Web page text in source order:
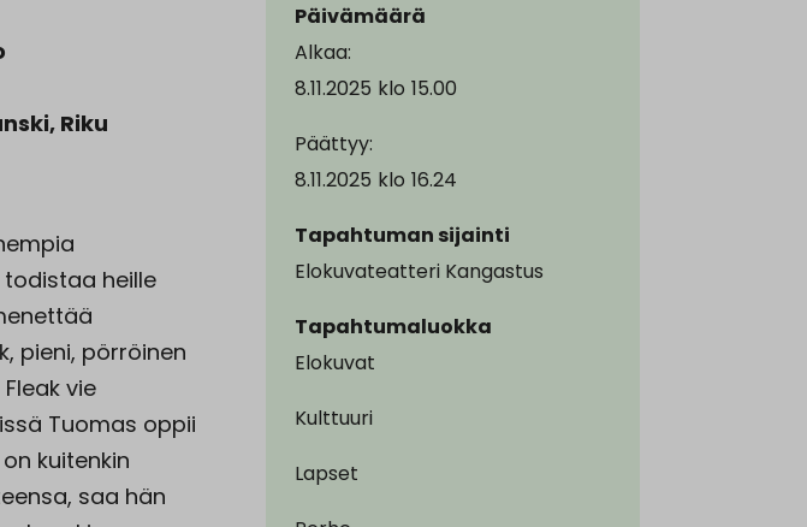
Riku
todistaa heille
pieni, pörröinen
vie
Tuomas oppii
kuitenkin
saa hän
Päivämäärä
Alkaa:
8.11.2025 klo 15.00
Päättyy:
8.11.2025 klo 16.24
Tapahtuman sijainti
Elokuvateatteri Kangastus
Tapahtumaluokka
Elokuvat
Kulttuuri
Lapset